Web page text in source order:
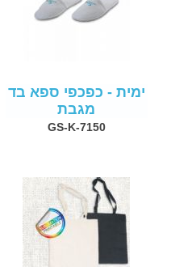
ימית - כפכפי ספא בד
מגבת
GS-K-7150